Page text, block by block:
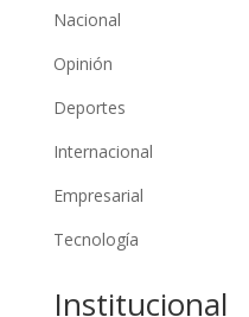
Nacional
Opinión
Deportes
Internacional
Empresarial
Tecnología
Institucional